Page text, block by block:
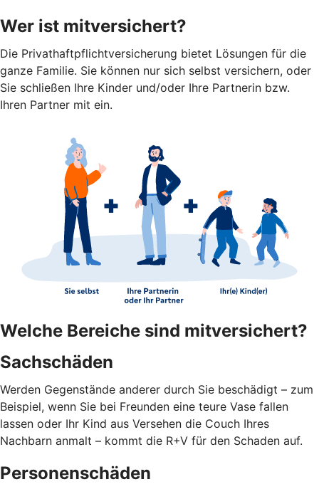
Wer ist mitversichert?
Die Privathaftpflichtversicherung bietet Lösungen für die
ganze Familie. Sie können nur sich selbst versichern, oder
Sie schließen Ihre Kinder und/oder Ihre Partnerin bzw.
Ihren Partner mit ein.
Welche Bereiche sind mitversichert?
Sachschäden
Werden Gegenstände anderer durch Sie beschädigt – zum
Beispiel, wenn Sie bei Freunden eine teure Vase fallen
lassen oder Ihr Kind aus Versehen die Couch Ihres
Nachbarn anmalt – kommt die R+V für den Schaden auf.
Personenschäden